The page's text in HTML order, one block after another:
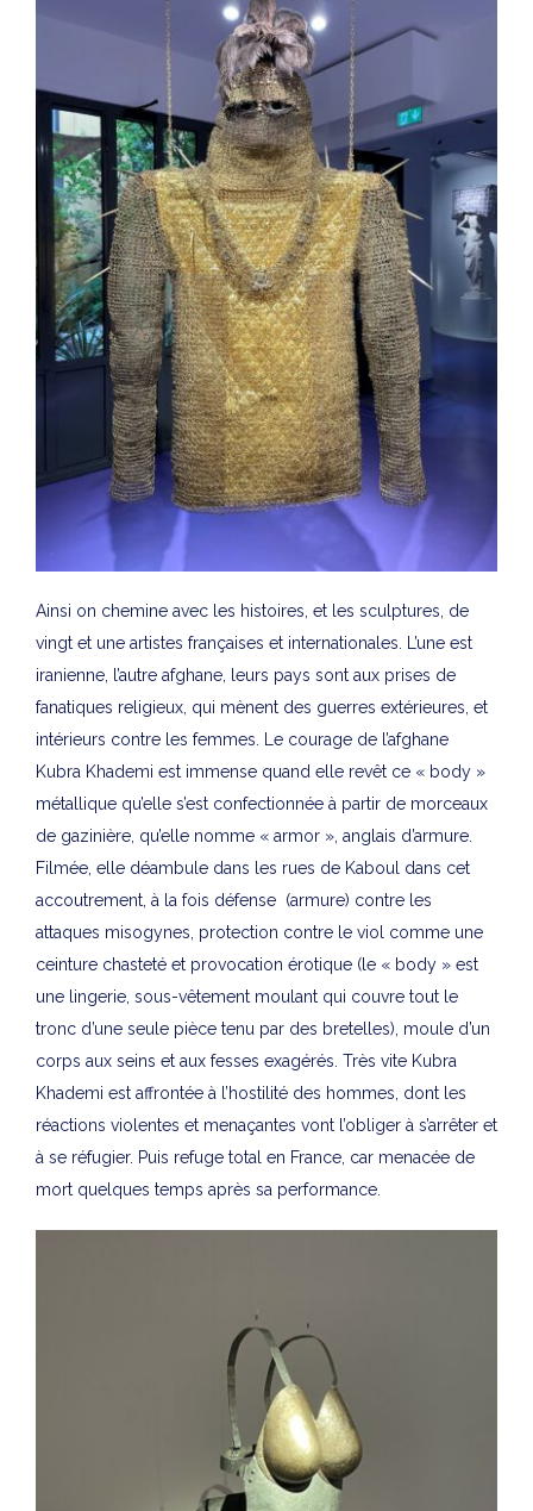
Ainsi on chemine avec les histoires, et les sculptures, de
vingt et une artistes françaises et internationales. L’une est
iranienne, l’autre afghane, leurs pays sont aux prises de
fanatiques religieux, qui mènent des guerres extérieures, et
intérieurs contre les femmes. Le courage de l’afghane
Kubra Khademi est immense quand elle revêt ce « body »
métallique qu’elle s’est confectionnée à partir de morceaux
de gazinière, qu’elle nomme « armor », anglais d’armure.
Filmée, elle déambule dans les rues de Kaboul dans cet
accoutrement, à la fois défense (armure) contre les
attaques misogynes, protection contre le viol comme une
ceinture chasteté et provocation érotique (le « body » est
une lingerie, sous-vêtement moulant qui couvre tout le
tronc d’une seule pièce tenu par des bretelles), moule d’un
corps aux seins et aux fesses exagérés. Très vite Kubra
Khademi est affrontée à l’hostilité des hommes, dont les
réactions violentes et menaçantes vont l’obliger à s’arrêter et
à se réfugier. Puis refuge total en France, car menacée de
mort quelques temps après sa performance.